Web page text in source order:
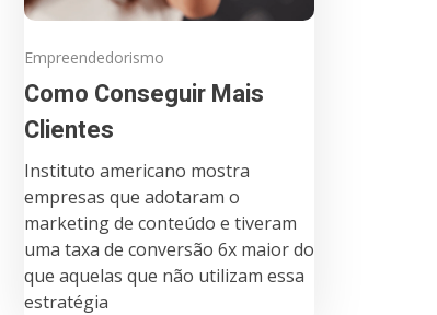
Empreendedorismo
Como Conseguir Mais
Clientes
Instituto americano mostra
empresas que adotaram o
marketing de conteúdo e tiveram
uma taxa de conversão 6x maior do
que aquelas que não utilizam essa
estratégia